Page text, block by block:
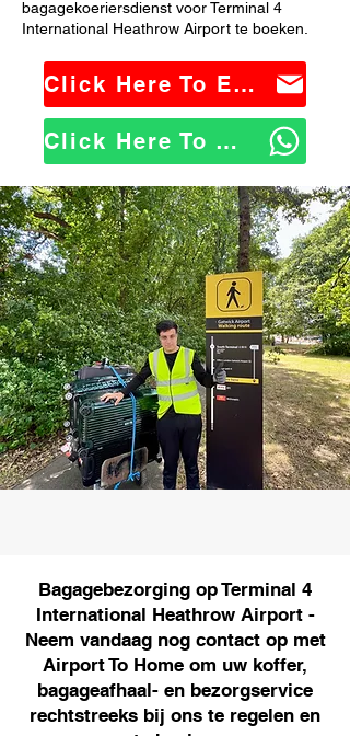
bagagekoeriersdienst voor Terminal 4
International Heathrow Airport te boeken.
Click Here To Email Us
Click Here To WhatsApp Us
Bagagebezorging op Terminal 4
International Heathrow Airport -
Neem vandaag nog contact op met
Airport To Home om uw koffer,
bagageafhaal- en bezorgservice
rechtstreeks bij ons te regelen en